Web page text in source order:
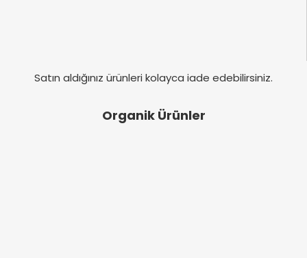
Satın aldığınız ürünleri kolayca iade edebilirsiniz.
Organik Ürünler